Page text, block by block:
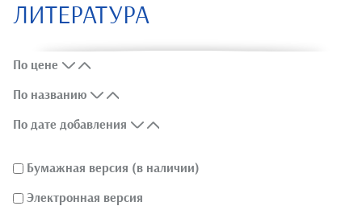
ЛИТЕРАТУРА
По цене
По названию
По дате добавления
Бумажная версия (в наличии)
Электронная версия